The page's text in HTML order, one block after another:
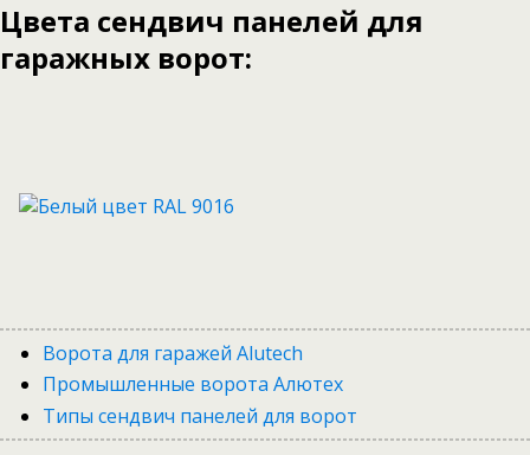
Цвета сендвич панелей для
гаражных ворот:
Ворота для гаражей Alutech
Промышленные ворота Алютех
Типы сендвич панелей для ворот